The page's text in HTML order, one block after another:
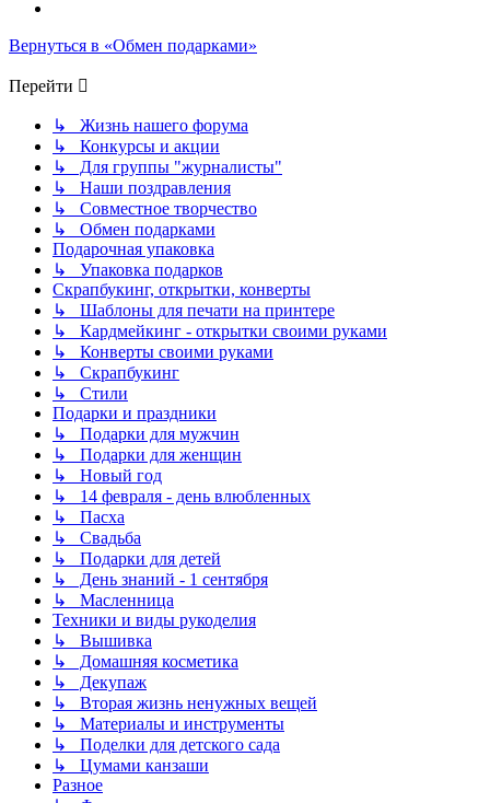
Вернуться в «Обмен подарками»
Перейти
↳ Жизнь нашего форума
↳ Конкурсы и акции
↳ Для группы "журналисты"
↳ Наши поздравления
↳ Совместное творчество
↳ Обмен подарками
Подарочная упаковка
↳ Упаковка подарков
Скрапбукинг, открытки, конверты
↳ Шаблоны для печати на принтере
↳ Кардмейкинг - открытки своими руками
↳ Конверты своими руками
↳ Скрапбукинг
↳ Стили
Подарки и праздники
↳ Подарки для мужчин
↳ Подарки для женщин
↳ Новый год
↳ 14 февраля - день влюбленных
↳ Пасха
↳ Свадьба
↳ Подарки для детей
↳ День знаний - 1 сентября
↳ Масленница
Техники и виды рукоделия
↳ Вышивка
↳ Домашняя косметика
↳ Декупаж
↳ Вторая жизнь ненужных вещей
↳ Материалы и инструменты
↳ Поделки для детского сада
↳ Цумами канзаши
Разное